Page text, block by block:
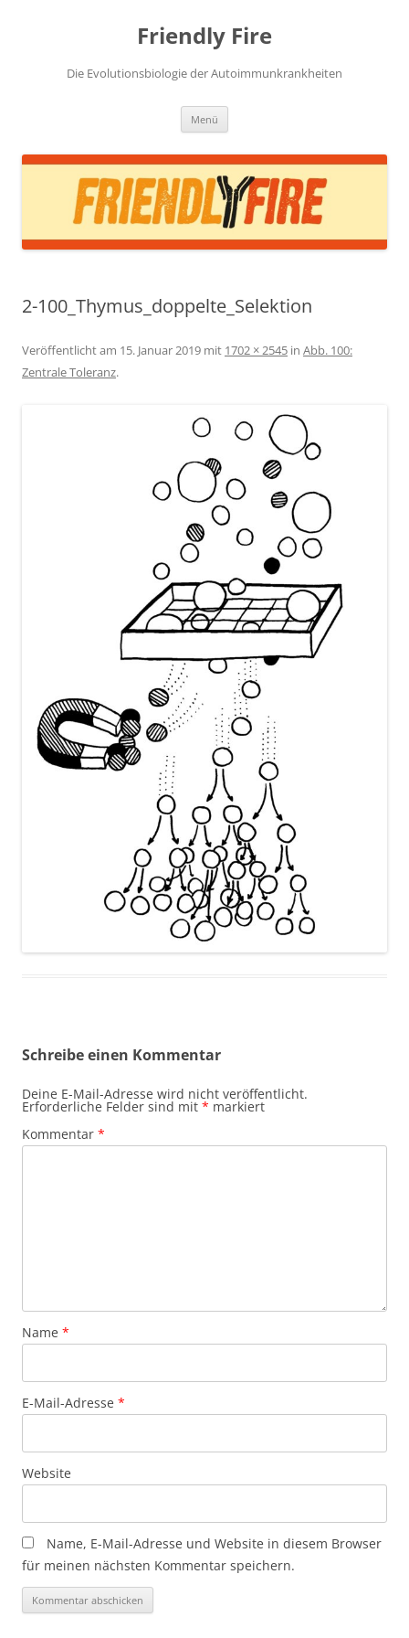
Friendly Fire
Die Evolutionsbiologie der Autoimmunkrankheiten
Menü
2-100_Thymus_doppelte_Selektion
Veröffentlicht am 15. Januar 2019 mit 1702 × 2545 in Abb. 100:
Zentrale Toleranz.
Schreibe einen Kommentar
Deine E-Mail-Adresse wird nicht veröffentlicht.
Erforderliche Felder sind mit * markiert
Kommentar *
Name *
E-Mail-Adresse *
Website
Name, E-Mail-Adresse und Website in diesem Browser
für meinen nächsten Kommentar speichern.